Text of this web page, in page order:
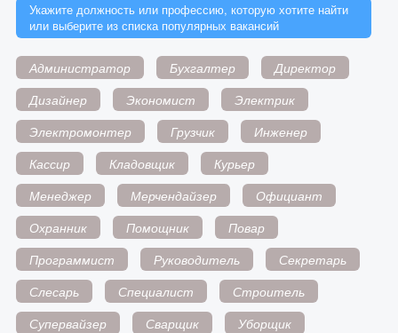
Укажите должность или профессию, которую хотите найти
или выберите из списка популярных вакансий
Администратор Бухгалтер
Директор
Дизайнер
Экономист
Электрик
Электромонтер
Грузчик
Инженер
Кассир
Кладовщик
Курьер
Менеджер
Мерчендайзер
Официант
Охранник
Помощник
Повар
Программист
Руководитель
Секретарь
Слесарь
Специалист
Строитель
Супервайзер
Сварщик
Уборщик